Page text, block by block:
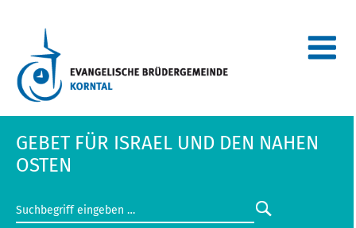
GEBET FÜR ISRAEL UND DEN NAHEN
OSTEN